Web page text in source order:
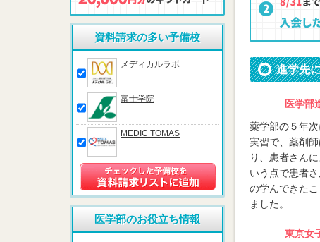
進学先
医学部
薬学部の５年
実習で、薬剤
り、患者さん
いう点で患者
の学んできた
ました。
東京女
資料請求の多い予備校
メディカルラボ
富士学院
MEDIC TOMAS
医学部のお役立ち情報